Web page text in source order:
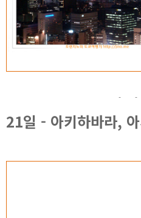
21일 - 아키하바라,